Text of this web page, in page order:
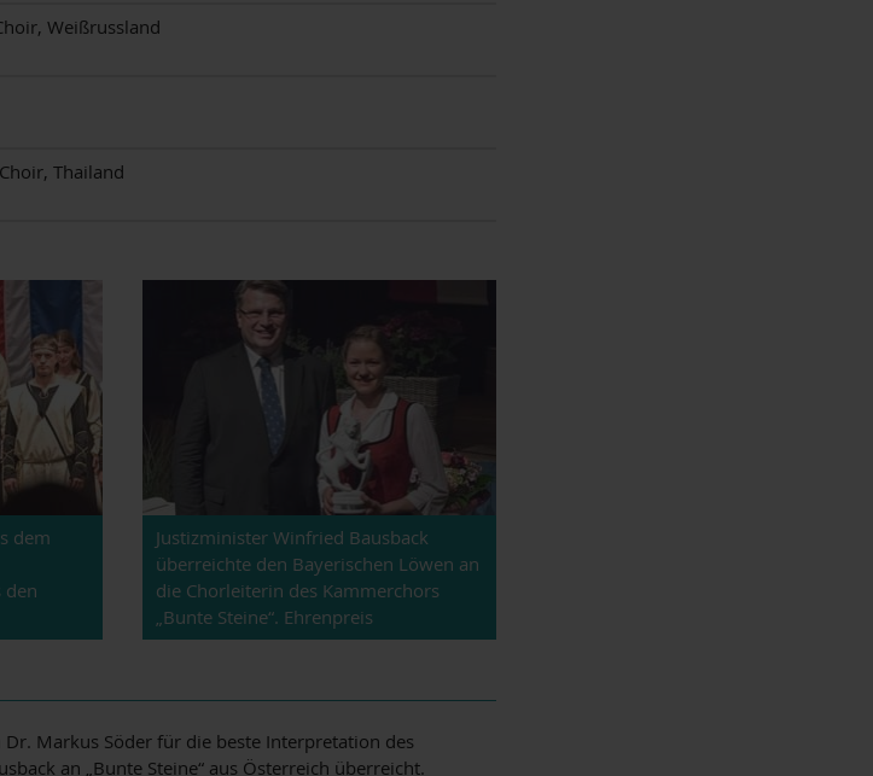
Weißrussland
Thailand
dem
den
Justizminister Winfried Bausback
überreichte den Bayerischen Löwen an
die Chorleiterin des Kammerchors
„Bunte Steine“. Ehrenpreis
Markus Söder für die beste Interpretation des
an „Bunte Steine“ aus Österreich überreicht.